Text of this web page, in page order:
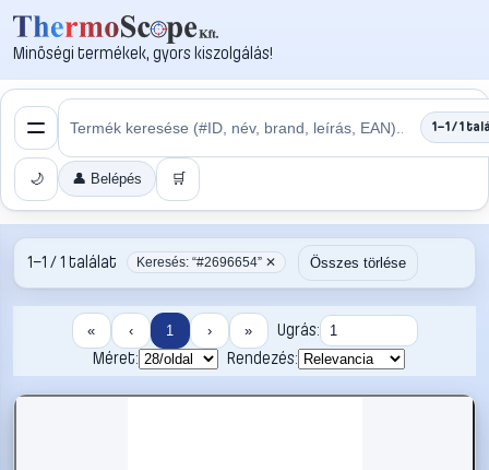
Minőségi termékek, gyors kiszolgálás!
1–1 / 1
🌙 👤 Belépés 🛒
1–1 / 1 találat Keresés: “#2696654” ✕ Összes törlése
« ‹ 1 › »
Ugrás:
Méret:
Rendezés: